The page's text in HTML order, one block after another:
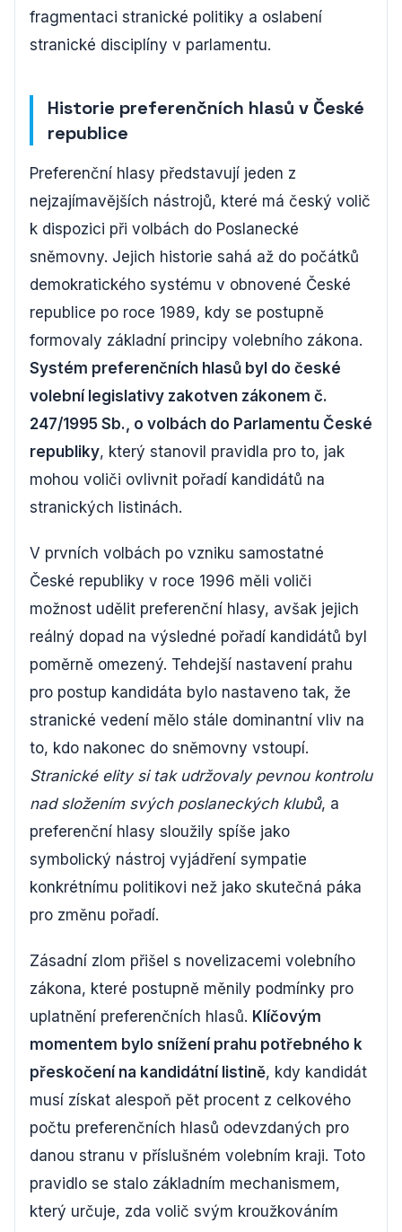
fragmentaci stranické politiky a oslabení
stranické disciplíny v parlamentu.
Historie preferenčních hlasů v České
republice
Preferenční hlasy představují jeden z
nejzajímavějších nástrojů, které má český volič
k dispozici při volbách do Poslanecké
sněmovny. Jejich historie sahá až do počátků
demokratického systému v obnovené České
republice po roce 1989, kdy se postupně
formovaly základní principy volebního zákona.
Systém preferenčních hlasů byl do české
volební legislativy zakotven zákonem č.
247/1995 Sb., o volbách do Parlamentu České
republiky, který stanovil pravidla pro to, jak
mohou voliči ovlivnit pořadí kandidátů na
stranických listinách.
V prvních volbách po vzniku samostatné
České republiky v roce 1996 měli voliči
možnost udělit preferenční hlasy, avšak jejich
reálný dopad na výsledné pořadí kandidátů byl
poměrně omezený. Tehdejší nastavení prahu
pro postup kandidáta bylo nastaveno tak, že
stranické vedení mělo stále dominantní vliv na
to, kdo nakonec do sněmovny vstoupí.
Stranické elity si tak udržovaly pevnou kontrolu
nad složením svých poslaneckých klubů, a
preferenční hlasy sloužily spíše jako
symbolický nástroj vyjádření sympatie
konkrétnímu politikovi než jako skutečná páka
pro změnu pořadí.
Zásadní zlom přišel s novelizacemi volebního
zákona, které postupně měnily podmínky pro
uplatnění preferenčních hlasů. Klíčovým
momentem bylo snížení prahu potřebného k
přeskočení na kandidátní listině, kdy kandidát
musí získat alespoň pět procent z celkového
počtu preferenčních hlasů odevzdaných pro
danou stranu v příslušném volebním kraji. Toto
pravidlo se stalo základním mechanismem,
který určuje, zda volič svým kroužkováním